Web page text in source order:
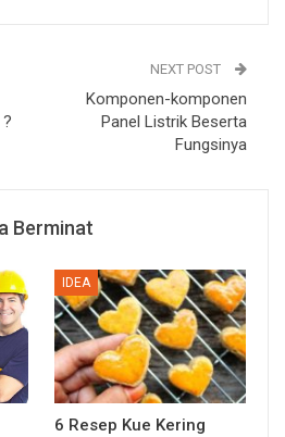
NEXT POST
Komponen-komponen
Panel Listrik Beserta
Fungsinya
Berminat
IDEA
6 Resep Kue Kering